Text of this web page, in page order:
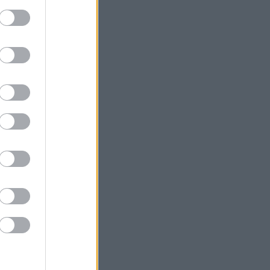
Έρευνα του ΕΟΤ: Η Ελλάδα στις
κορυφαίες επιλογές των Ευρωπαίων
Νέο Αεροδρόμιο Κρήτης: Έπεσαν οι
αεροναυτιλίας
Γερμανία: Συνεδρίαση του Εθνικού
Συμβουλίου για το περιστατικό με το
drone
α' εξάμηνο - Στα 53,4 δισ. τα
εγγεγραμμένα ασφάλιστρα
Σε υψηλό τριετίας οι παγκόσμιες τιμές
τροφίμων - «Άλμα» για σιτηρά και
ΑΑΔΕ-myAGRO: Πάνω από 2.000